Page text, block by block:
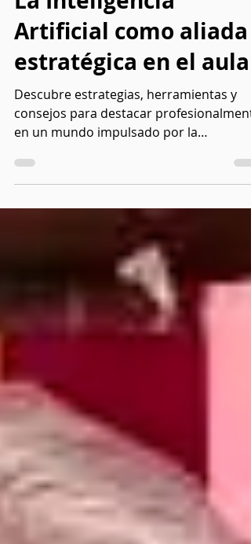
Citlalli Rojas
14 ago 2025
La Inteligencia
Artificial como aliada
estratégica en el aula
consejos para destacar
en un mundo impulsado por la
inteligencia artificial.